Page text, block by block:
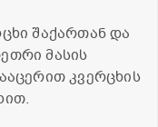
შაქართან და
მასის
კვერცხის